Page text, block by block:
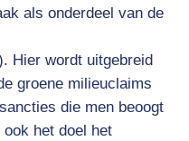
als onderdeel van de
Hier wordt uitgebreid
groene milieuclaims
die men beoogt
het doel het